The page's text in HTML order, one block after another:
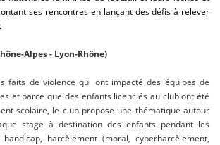
ses rencontres en lançant des défis à relever
Alpes - Lyon-Rhône)
faits de violence qui ont impacté des équipes de
et parce que des enfants licenciés au club ont été
scolaire, le club propose une thématique autour
stage à destination des enfants pendant les
harcèlement (moral, cyberharcèlement,